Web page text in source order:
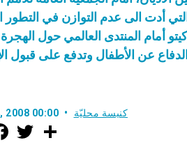
أدت الى عدم التوازن في التطور
أمام المنتدى العالمي حول الهجرة
عن الأطفال وتدفع على قبول
2008 00:00 كنيسة محليّة
F
a w